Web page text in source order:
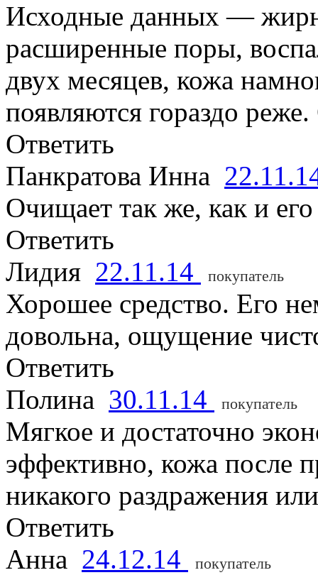
Исходные данных —
расширенные поры,
двух месяцев, кожа
появляются гораздо
Ответить
Панкратова Инна
Очищает так же, как и
Ответить
Лидия 22.11.14 покупатель
Хорошее средство. Его
довольна, ощущение
Ответить
Полина 30.11.14 покупатель
Мягкое и достаточно
эффективно, кожа после
никакого раздражения
Ответить
Анна 24.12.14 покупатель